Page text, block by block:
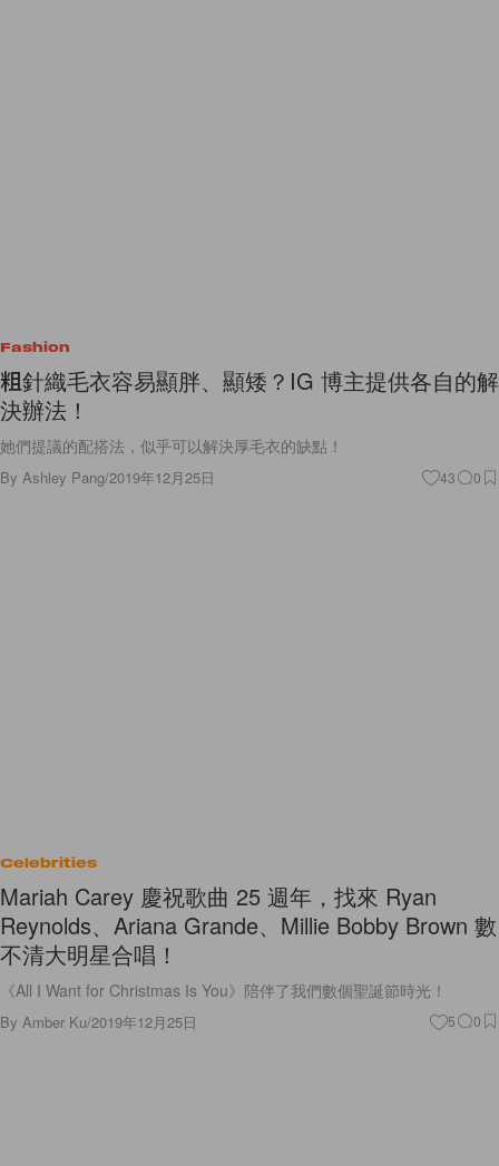
Fashion
粗針織毛衣容易顯胖、顯矮？IG 博主提供各自的解
決辦法！
她們提議的配搭法，似乎可以解決厚毛衣的缺點！
By Ashley Pang/2019年12月25日 43 0
Celebrities
Mariah Carey 慶祝歌曲 25 週年，找來 Ryan
Reynolds、Ariana Grande、Millie Bobby Brown 數
不清大明星合唱！
《All I Want for Christmas Is You》陪伴了我們數個聖誕節時光！
By Amber Ku/2019年12月25日 5 0